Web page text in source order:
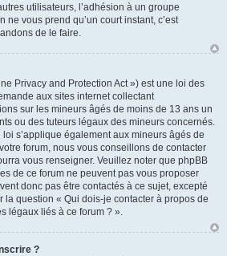
utilisateurs, l’adhésion à un groupe
ne vous prend qu’un court instant, c’est
de le faire.
Privacy and Protection Act ») est une loi des
aux sites internet collectant
sur les mineurs âgés de moins de 13 ans un
ou des tuteurs légaux des mineurs concernés.
s’applique également aux mineurs âgés de
forum, nous vous conseillons de contacter
vous renseigner. Veuillez noter que phpBB
de ce forum ne peuvent pas vous proposer
donc pas être contactés à ce sujet, excepté
la question « Qui dois-je contacter à propos de
légaux liés à ce forum ? ».
?